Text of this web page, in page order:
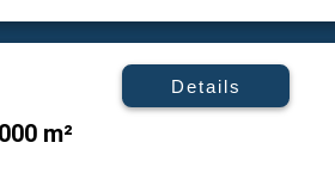
Details
m²